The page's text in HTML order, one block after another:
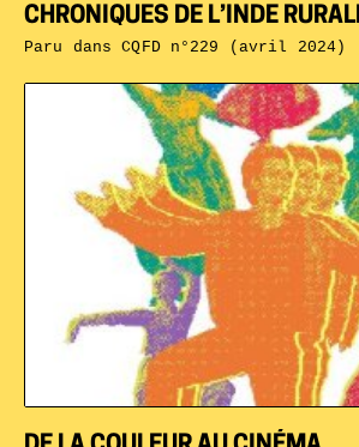
CHRONIQUES DE L’INDE
Paru dansCQFD n°229 (avril 2024)